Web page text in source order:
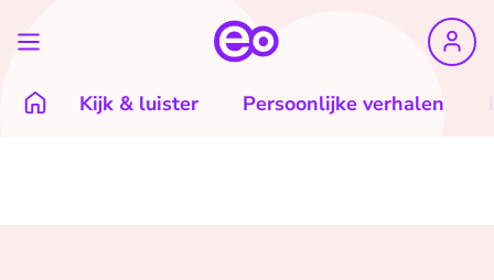
Kijk & luister Persoonlijke verhalen